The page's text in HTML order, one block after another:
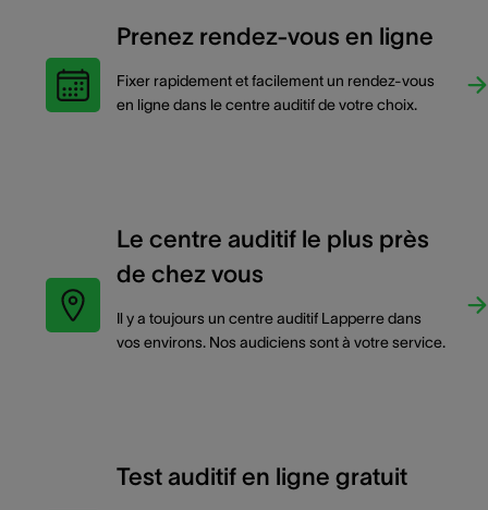
Prenez rendez-vous en ligne
Fixer rapidement et facilement un rendez-vous
en ligne dans le centre auditif de votre choix.
Le centre auditif le plus près
de chez vous
Il y a toujours un centre auditif Lapperre dans
vos environs. Nos audiciens sont à votre service.
Test auditif en ligne gratuit